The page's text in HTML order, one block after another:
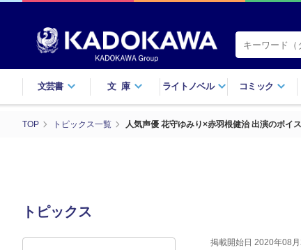
文芸書 文庫 ライトノベル コミック
TOP トピックス一覧 人気声優 花守ゆみり×赤羽根健治 出演のボ
トピックス
掲載開始日 2020年08